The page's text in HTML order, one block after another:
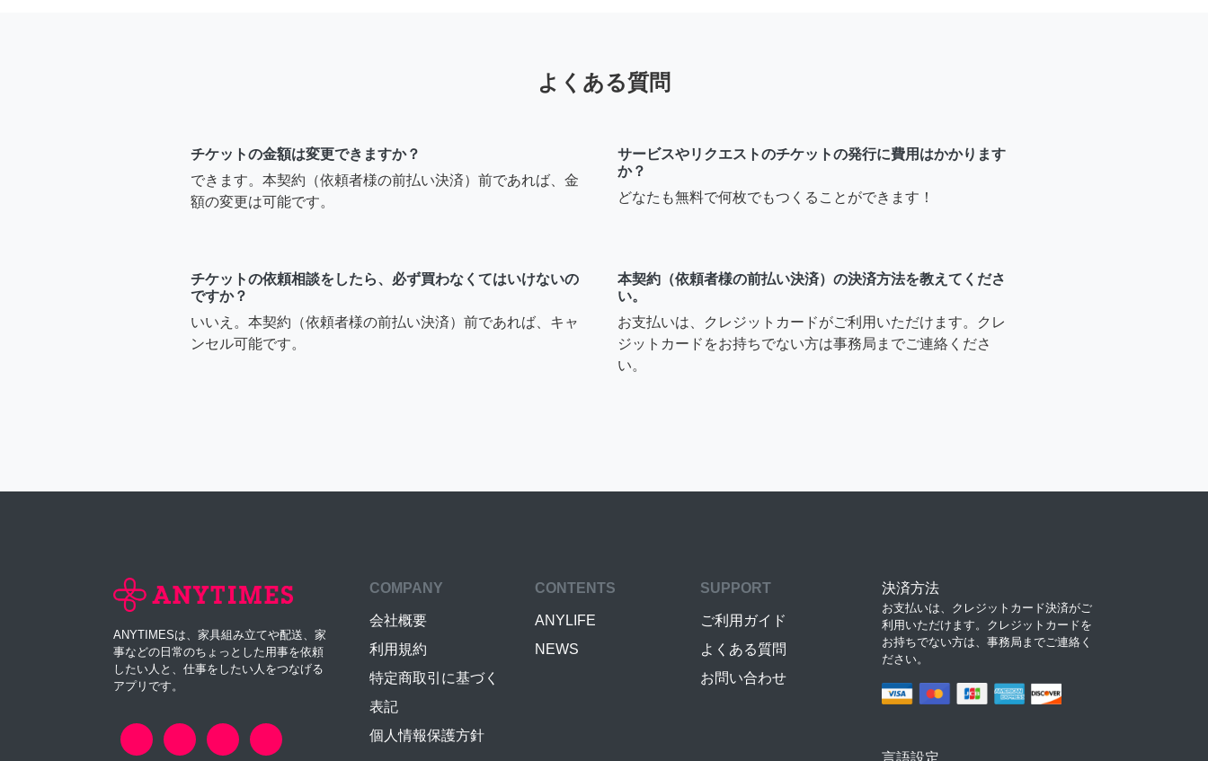
よくある質問
チケットの金額は変更できますか？
できます。本契約（依頼者様の前払い決済）前であれば、金
額の変更は可能です。
サービスやリクエストのチケットの発行に費用はかかります
か？
どなたも無料で何枚でもつくることができます！
チケットの依頼相談をしたら、必ず買わなくてはいけないの
ですか？
いいえ。本契約（依頼者様の前払い決済）前であれば、キャ
ンセル可能です。
本契約（依頼者様の前払い決済）の決済方法を教えてくださ
い。
お支払いは、クレジットカードがご利用いただけます。クレ
ジットカードをお持ちでない方は事務局までご連絡くださ
い。
ANYTIMESは、家具組み立てや配送、家
事などの日常のちょっとした用事を依頼
したい人と、仕事をしたい人をつなげる
アプリです。
COMPANY
会社概要
利用規約
特定商取引に基づく
表記
個人情報保護方針
CONTENTS
ANYLIFE
NEWS
SUPPORT
ご利用ガイド
よくある質問
お問い合わせ
決済方法
お支払いは、クレジットカード決済がご
利用いただけます。クレジットカードを
お持ちでない方は、事務局までご連絡く
ださい。
言語設定